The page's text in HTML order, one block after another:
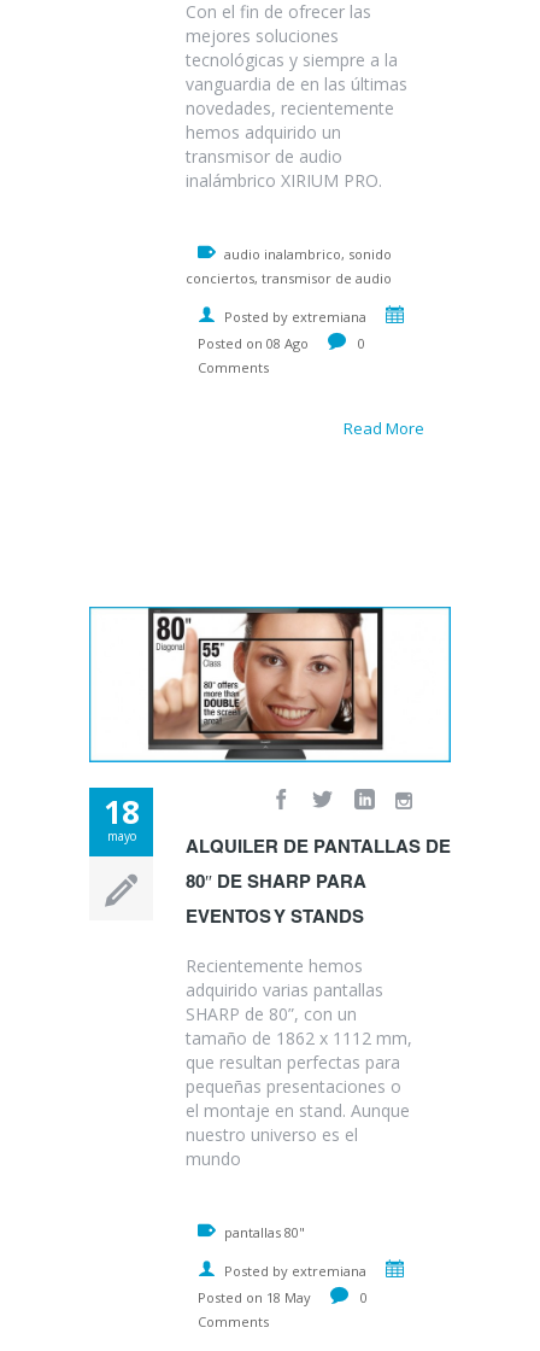
Con el fin de ofrecer las
mejores soluciones
tecnológicas y siempre a la
vanguardia de en las últimas
novedades, recientemente
hemos adquirido un
transmisor de audio
inalámbrico XIRIUM PRO.
audio inalambrico, sonido
conciertos, transmisor de audio
Posted by extremiana
Posted on 08 Ago
0
Comments
Read More
18
mayo
ALQUILER DE PANTALLAS DE
80″ DE SHARP PARA
EVENTOS Y STANDS
Recientemente hemos
adquirido varias pantallas
SHARP de 80”, con un
tamaño de 1862 x 1112 mm,
que resultan perfectas para
pequeñas presentaciones o
el montaje en stand. Aunque
nuestro universo es el
mundo
pantallas 80"
Posted by extremiana
Posted on 18 May
0
Comments